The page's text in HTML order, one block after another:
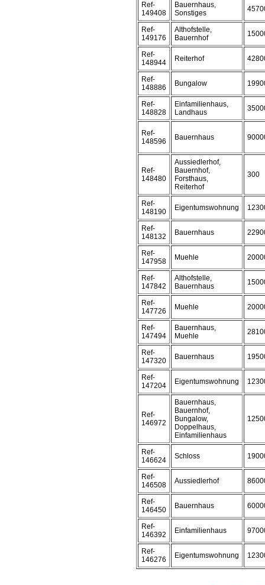
Ref-
149408
Bauernhaus,
Sonstiges
Ref-
149176
Althofstelle,
Bauernhof
Ref-
148944
Reiterhof
Ref-
148886
Bungalow
Ref-
148828
Einfamilienhaus,
Landhaus
Ref-
148596
Bauernhaus
Ref-
148480
Aussiedlerhof,
Bauernhof,
Forsthaus,
Reiterhof
300
Ref-
148190
Eigentumswohnung
Ref-
148132
Bauernhaus
Ref-
147958
Muehle
Ref-
147842
Althofstelle,
Bauernhaus
Ref-
147726
Muehle
Ref-
147494
Bauernhaus,
Muehle
Ref-
147320
Bauernhaus
Ref-
147204
Eigentumswohnung
Ref-
146972
Bauernhaus,
Bauernhof,
Bungalow,
Doppelhaus,
Einfamilienhaus
Ref-
146624
Schloss
Ref-
146508
Aussiedlerhof
Ref-
146450
Bauernhaus
Ref-
146392
Einfamilienhaus
Ref-
146276
Eigentumswohnung